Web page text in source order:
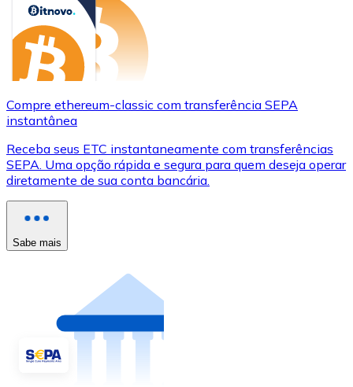
Compre ethereum-classic com transferência SEPA
instantânea
Receba seus ETC instantaneamente com transferências
SEPA. Uma opção rápida e segura para quem deseja operar
diretamente de sua conta bancária.
Sabe mais